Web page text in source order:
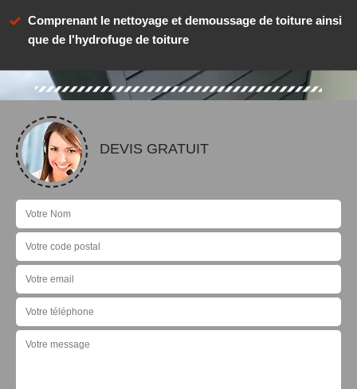
Comprenant le nettoyage et demoussage de toiture ainsi
que de l'hydrofuge de toiture
DEVIS GRATUIT